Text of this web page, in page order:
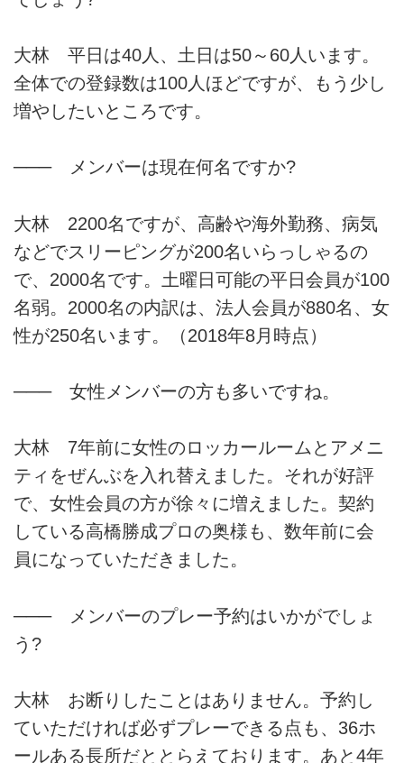
大林 平日は40人、土日は50～60人います。
全体での登録数は100人ほどですが、もう少し
増やしたいところです。
─── メンバーは現在何名ですか?
大林 2200名ですが、高齢や海外勤務、病気
などでスリーピングが200名いらっしゃるの
で、2000名です。土曜日可能の平日会員が100
名弱。2000名の内訳は、法人会員が880名、女
性が250名います。（2018年8月時点）
─── 女性メンバーの方も多いですね。
大林 7年前に女性のロッカールームとアメニ
ティをぜんぶを入れ替えました。それが好評
で、女性会員の方が徐々に増えました。契約
している高橋勝成プロの奥様も、数年前に会
員になっていただきました。
─── メンバーのプレー予約はいかがでしょ
う?
大林 お断りしたことはありません。予約し
ていただければ必ずプレーできる点も、36ホ
ールある長所だととらえております。あと4年